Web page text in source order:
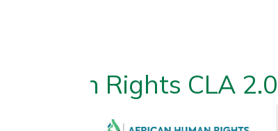
Human Rights CLA 2.0